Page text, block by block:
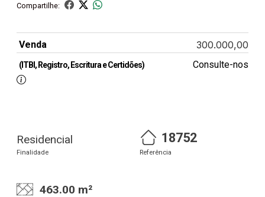
Compartilhe:
Venda 300.000,00
(ITBI, Registro, Escritura e Certidões) Consulte-nos
Residencial
Finalidade
18752
Referência
463.00 m²